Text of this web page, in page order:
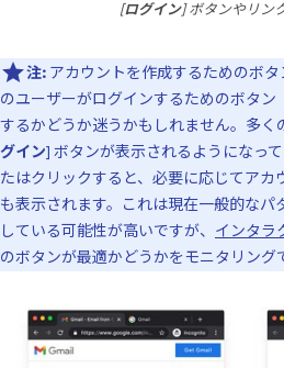
[ログイン] ボタンやリン
注: アカウントを作成するためのボ
のユーザーがログインするためのボタ
するかどうか迷うかもしれません。多く
グイン] ボタンが表示されるようになっ
たはクリックすると、必要に応じてアカ
も表示されます。これは現在一般的なパ
している可能性が高いですが、 インタラ
のボタンが最適かどうかをモニタリング